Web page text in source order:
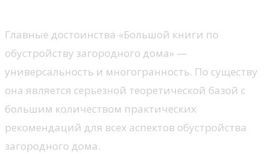
Главные достоинства «Большой книги по
обустройству загородного дома» —
универсальность и многогранность. По существу
она является серьезной теоретической базой с
большим количеством практических
рекомендаций для всех аспектов обустройства
загородного дома.